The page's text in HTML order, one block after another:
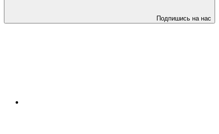
Подпишись на нас